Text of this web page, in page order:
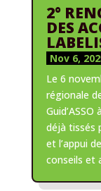
2°
DES
Nov 6,
Le 6
régionale
déjà tissés
et l’appui
conseils et